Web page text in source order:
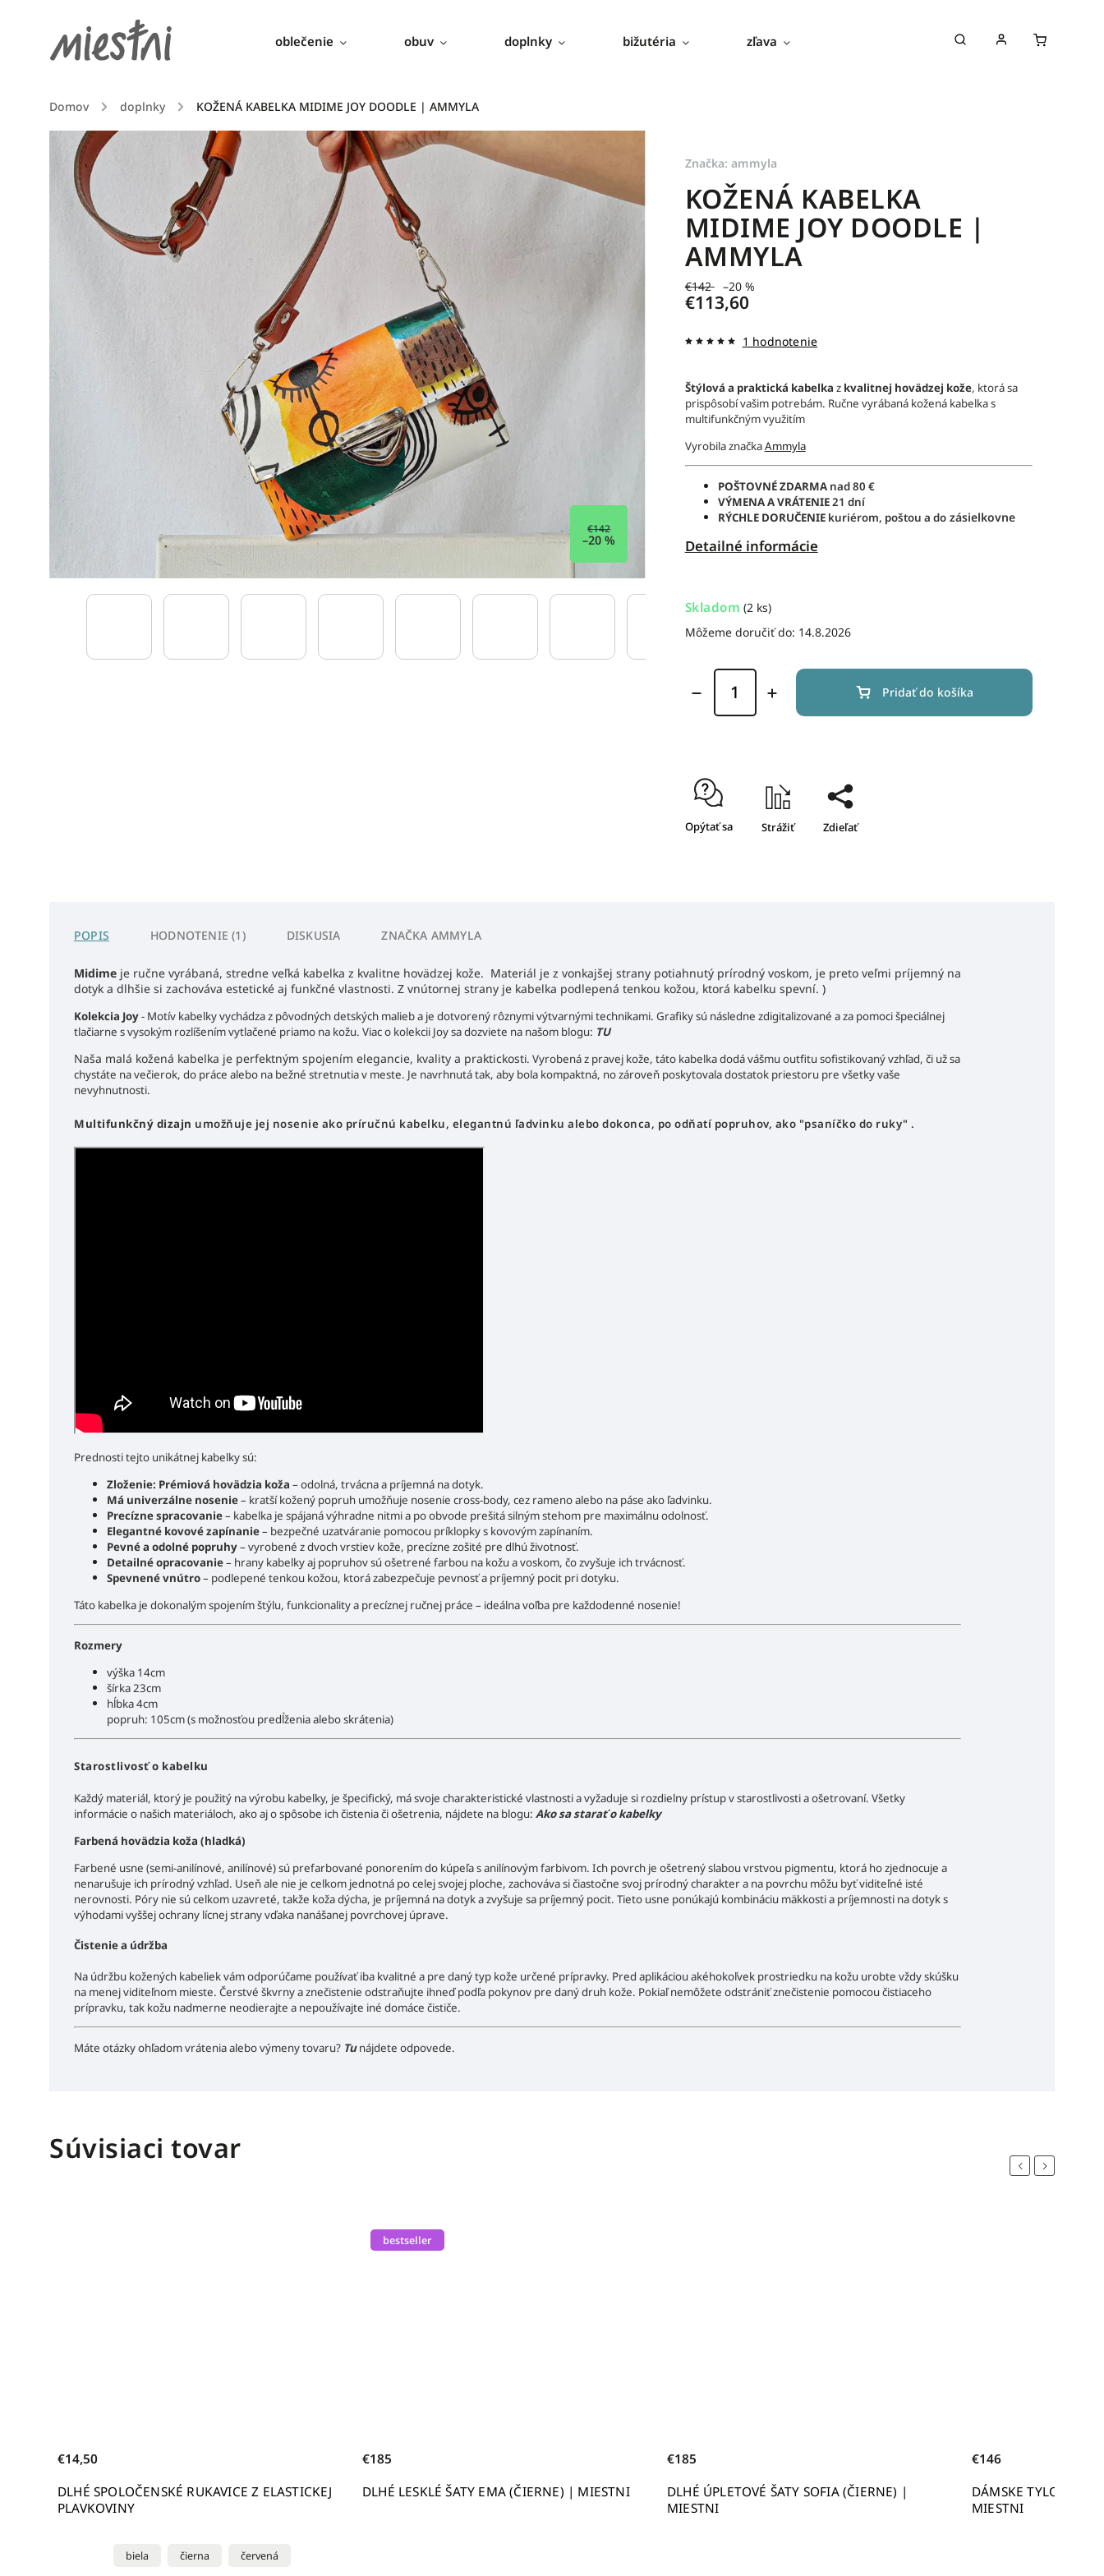
oblečenie obuv doplnky bižutéria zľava
Domov / doplnky / KOŽENÁ KABELKA MIDIME JOY DOODLE | AMMYLA
€142
–20 %
KOŽENÁ KABELKA
MIDIME JOY DOODLE |
AMMYLA
€142 –20 %
€113,60
1 hodnotenie
Štýlová a praktická kabelka z kvalitnej hovädzej kože, ktorá sa
prispôsobí vašim potrebám. Ručne vyrábaná kožená kabelka s
multifunkčným využitím
Vyrobila značkaAmmyla
POŠTOVNÉ ZDARMA nad 80 €
VÝMENA A VRÁTENIE21 dní
RÝCHLE DORUČENIEkuriérom, poštou a dozásielkovne
Detailné informácie
Značka: ammyla
Skladom (2 ks)
Môžeme doručiť do: 14.8.2026
Pridať do košíka
Opýtať sa Strážiť Zdieľať
POPIS HODNOTENIE (1) DISKUSIA ZNAČKA AMMYLA
Midime je ručne vyrábaná, stredne veľká kabelka z kvalitne hovädzej kože. Materiál je z vonkajšej strany potiahnutý prírodný voskom, je preto veľmi príjemný na
dotyk a dlhšie si zachováva estetické aj funkčné vlastnosti. Z vnútornej strany je kabelka podlepená tenkou kožou, ktorá kabelku spevní. )
Kolekcia Joy- Motív kabelky vychádza z pôvodných detských malieb a je dotvorený rôznymi výtvarnými technikami. Grafiky sú následne zdigitalizované a za pomoci špeciálnej
tlačiarne s vysokým rozlíšením vytlačené priamo na kožu. Viac o kolekcii Joy sa dozviete na našom blogu: TU
Naša malá kožená kabelka je perfektným spojením elegancie, kvality a praktickosti. Vyrobená z pravej kože, táto kabelka dodá vášmu outfitu sofistikovaný vzhľad, či už sa
chystáte na večierok, do práce alebo na bežné stretnutia v meste. Je navrhnutá tak, aby bola kompaktná, no zároveň poskytovala dostatok priestoru pre všetky vaše
nevyhnutnosti.
Multifunkčný dizajn umožňuje jej nosenie ako príručnú kabelku, elegantnú ľadvinku alebo dokonca, po odňatí popruhov, ako "psaníčko do ruky" .
Prednosti tejto unikátnej kabelky sú:
Zloženie: Prémiová hovädzia koža – odolná, trvácna a príjemná na dotyk.
Má univerzálne nosenie– kratší kožený popruh umožňuje nosenie cross-body, cez rameno alebo na páse ako ľadvinku.
Precízne spracovanie– kabelka je spájaná výhradne nitmi a po obvode prešitá silným stehom pre maximálnu odolnosť.
Elegantné kovové zapínanie– bezpečné uzatváranie pomocou príklopky s kovovým zapínaním.
Pevné a odolné popruhy– vyrobené z dvoch vrstiev kože, precízne zošité pre dlhú životnosť.
Detailné opracovanie– hrany kabelky aj popruhov sú ošetrené farbou na kožu a voskom, čo zvyšuje ich trvácnosť.
Spevnené vnútro– podlepené tenkou kožou, ktorá zabezpečuje pevnosť a príjemný pocit pri dotyku.
Táto kabelka je dokonalým spojením štýlu, funkcionality a precíznej ručnej práce – ideálna voľba pre každodenné nosenie!
Rozmery
výška 14cm
šírka 23cm
hĺbka 4cm
popruh: 105cm (s možnosťou predĺženia alebo skrátenia)
Starostlivosť o kabelku
Každý materiál, ktorý je použitý na výrobu kabelky, je špecifický, má svoje charakteristické vlastnosti a vyžaduje si rozdielny prístup v starostlivosti a ošetrovaní. Všetky
informácie o našich materiáloch, ako aj o spôsobe ich čistenia či ošetrenia, nájdete na blogu: Ako sa starať o kabelky
Farbená hovädzia koža (hladká)
Farbené usne (semi-anilínové, anilínové) sú prefarbované ponorením do kúpeľa s anilínovým farbivom. Ich povrch je ošetrený slabou vrstvou pigmentu, ktorá ho zjednocuje a
nenarušuje ich prírodný vzhľad. Useň ale nie je celkom jednotná po celej svojej ploche, zachováva si čiastočne svoj prírodný charakter a na povrchu môžu byť viditeľné isté
nerovnosti. Póry nie sú celkom uzavreté, takže koža dýcha, je príjemná na dotyk a zvyšuje sa príjemný pocit. Tieto usne ponúkajú kombináciu mäkkosti a príjemnosti na dotyk s
výhodami vyššej ochrany lícnej strany vďaka nanášanej povrchovej úprave.
Čistenie a údržba
Na údržbu kožených kabeliek vám odporúčame používať iba kvalitné a pre daný typ kože určené prípravky. Pred aplikáciou akéhokoľvek prostriedku na kožu urobte vždy skúšku
na menej viditeľnom mieste. Čerstvé škvrny a znečistenie odstraňujte ihneď podľa pokynov pre daný druh kože. Pokiaľ nemôžete odstrániť znečistenie pomocou čistiaceho
prípravku, tak kožu nadmerne neodierajte a nepoužívajte iné domáce čističe.
Máte otázky ohľadom vrátenia alebo výmeny tovaru? Tunájdete odpovede.
Súvisiaci tovar
Previous
Z ELASTICKEJ DLHÉ LESKLÉ ŠATY EMA (ČIERNE) | MIESTNI
DLHÉ ÚPLETOVÉ ŠATY SOFIA (ČIERNE) |
DÁMSKE TYLOVÉ MAXI ŠATY MONA (ČIERNE) |
Next